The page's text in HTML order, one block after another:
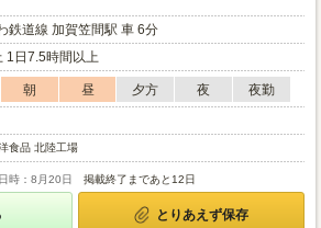
鉄道線 加賀笠間駅 車 6分
1日7.5時間以上
朝 昼 夕方 夜
夜勤
食品 北陸工場
時：8月20日 掲載終了まであと12日
とりあえず保存